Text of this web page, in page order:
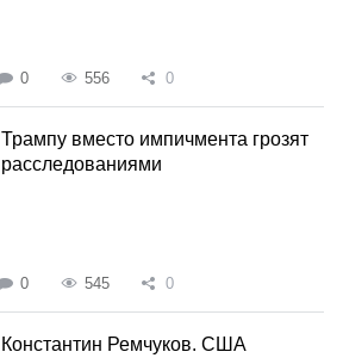
0 556 0
Трампу вместо импичмента грозят
расследованиями
0 545 0
Константин Ремчуков. США